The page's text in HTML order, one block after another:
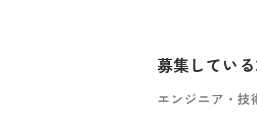
募集してい
エンジニア・技